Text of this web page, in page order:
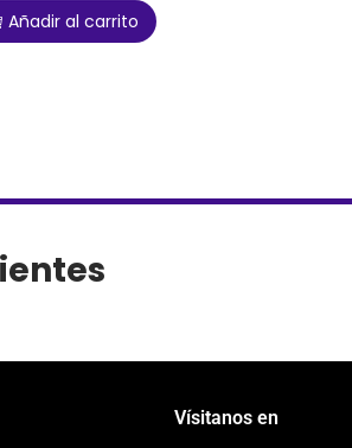
Añadir al carrito
Vísitanos en